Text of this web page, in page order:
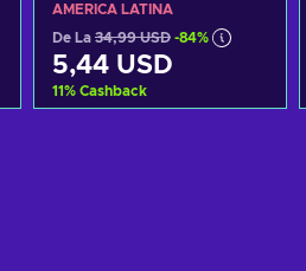
AMERICA LATINĂ
De La 34,99 USD -84%
5,44 USD
11% Cashback